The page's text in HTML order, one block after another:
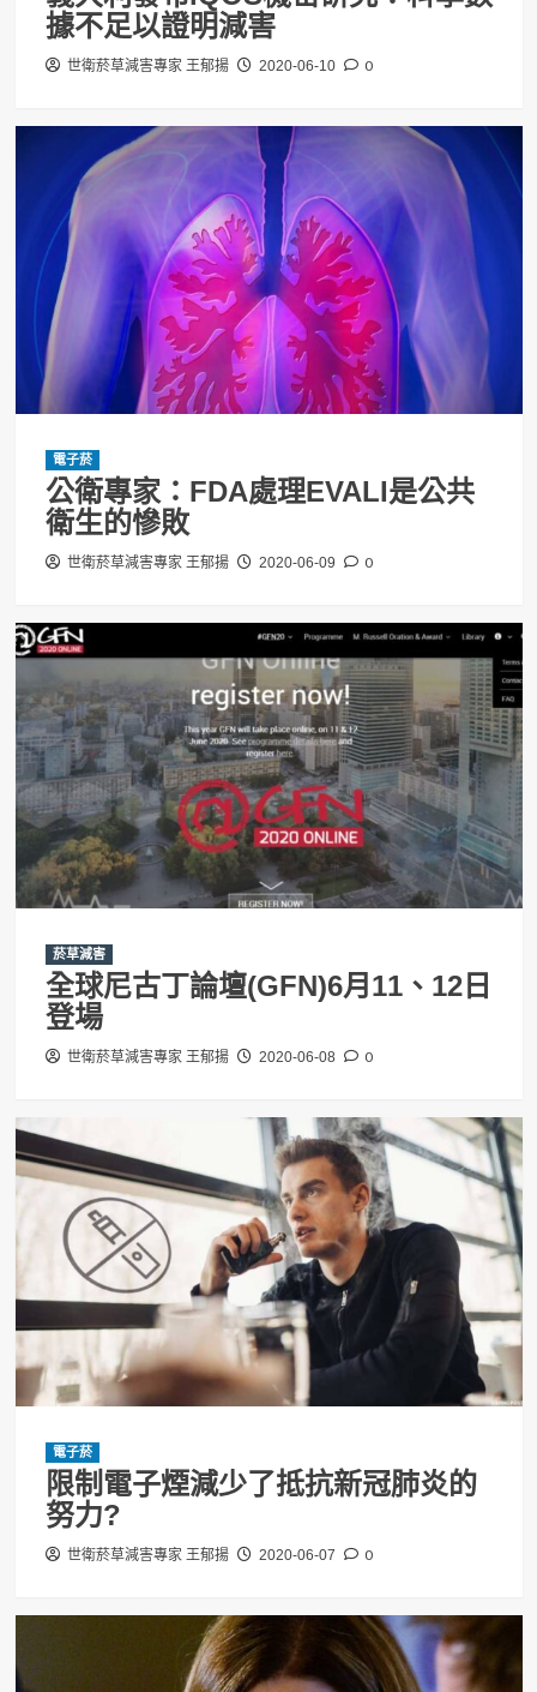
據不足以證明減害
世衛菸草減害專家 王郁揚 2020-06-10 0
電子菸
公衛專家：FDA處理EVALI是公共
衛生的慘敗
世衛菸草減害專家 王郁揚 2020-06-09 0
菸草減害
全球尼古丁論壇(GFN)6月11、12日
登場
世衛菸草減害專家 王郁揚 2020-06-08 0
電子菸
限制電子煙減少了抵抗新冠肺炎的
努力?
世衛菸草減害專家 王郁揚 2020-06-07 0